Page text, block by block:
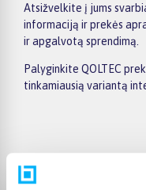
Atsižvelkite į jums
informaciją ir prekės
ir apgalvotą sprendimą.
Palyginkite QOLTEC
tinkamiausią variantą
Pirkėjų